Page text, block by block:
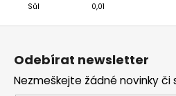
Sůl
0,01
Z
Odebírat newsletter
Nezmeškejte žádné novinky či